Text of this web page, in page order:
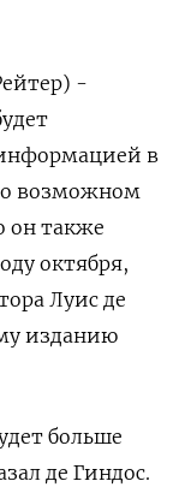
-
информацией в
о возможном
он также
октября,
Луис де
изданию
больше
де Гиндос.